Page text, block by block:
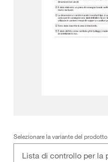
Selezionare la variante del prodotto